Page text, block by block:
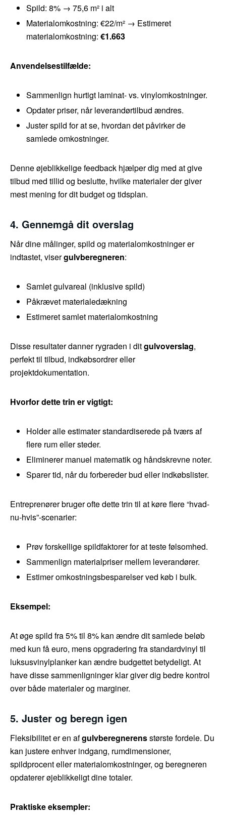
Spild: 8% → 75,6 m² i alt
Materialomkostning: €22/m² → Estimeret
materialomkostning: €1.663
Anvendelsestilfælde:
Sammenlign hurtigt laminat- vs. vinylomkostninger.
Opdater priser, når leverandørtilbud ændres.
Juster spild for at se, hvordan det påvirker de
samlede omkostninger.
Denne øjeblikkelige feedback hjælper dig med at give
tilbud med tillid og beslutte, hvilke materialer der giver
mest mening for dit budget og tidsplan.
4. Gennemgå dit overslag
Når dine målinger, spild og materialomkostninger er
indtastet, visergulvberegneren:
Samlet gulvareal (inklusive spild)
Påkrævet materialedækning
Estimeret samlet materialomkostning
Disse resultater danner rygraden i ditgulvoverslag,
perfekt til tilbud, indkøbsordrer eller
projektdokumentation.
Hvorfor dette trin er vigtigt:
Holder alle estimater standardiserede på tværs af
flere rum eller steder.
Eliminerer manuel matematik og håndskrevne noter.
Sparer tid, når du forbereder bud eller indkøbslister.
Entreprenører bruger ofte dette trin til at køre flere “hvad-
nu-hvis”-scenarier:
Prøv forskellige spildfaktorer for at teste følsomhed.
Sammenlign materialpriser mellem leverandører.
Estimer omkostningsbesparelser ved køb i bulk.
Eksempel:
At øge spild fra 5% til 8% kan ændre dit samlede beløb
med kun få euro, mens opgradering fra standardvinyl til
luksusvinylplanker kan ændre budgettet betydeligt. At
have disse sammenligninger klar giver dig bedre kontrol
over både materialer og marginer.
5. Juster og beregn igen
Fleksibilitet er en afgulvberegnerensstørste fordele. Du
kan justere enhver indgang, rumdimensioner,
spildprocent eller materialomkostninger, og beregneren
opdaterer øjeblikkeligt dine totaler.
Praktiske eksempler: